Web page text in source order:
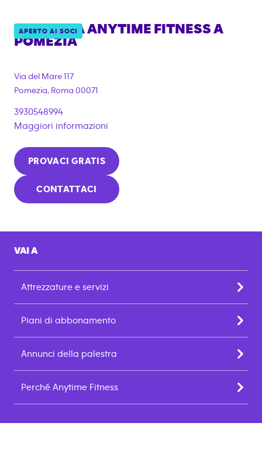
APERTO AI SOCI
PALESTRA ANYTIME FITNESS A
POMEZIA
Via del Mare 117
Pomezia, Roma 00071
3930548994
Maggiori informazioni
PROVACI GRATIS
CONTATTACI
VAI A
Attrezzature e servizi
Piani di abbonamento
Annunci della palestra
Perché Anytime Fitness